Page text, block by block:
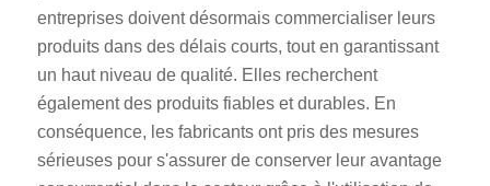
entreprises doivent désormais commercialiser leurs
produits dans des délais courts, tout en garantissant
un haut niveau de qualité. Elles recherchent
également des produits fiables et durables. En
conséquence, les fabricants ont pris des mesures
sérieuses pour s'assurer de conserver leur avantage